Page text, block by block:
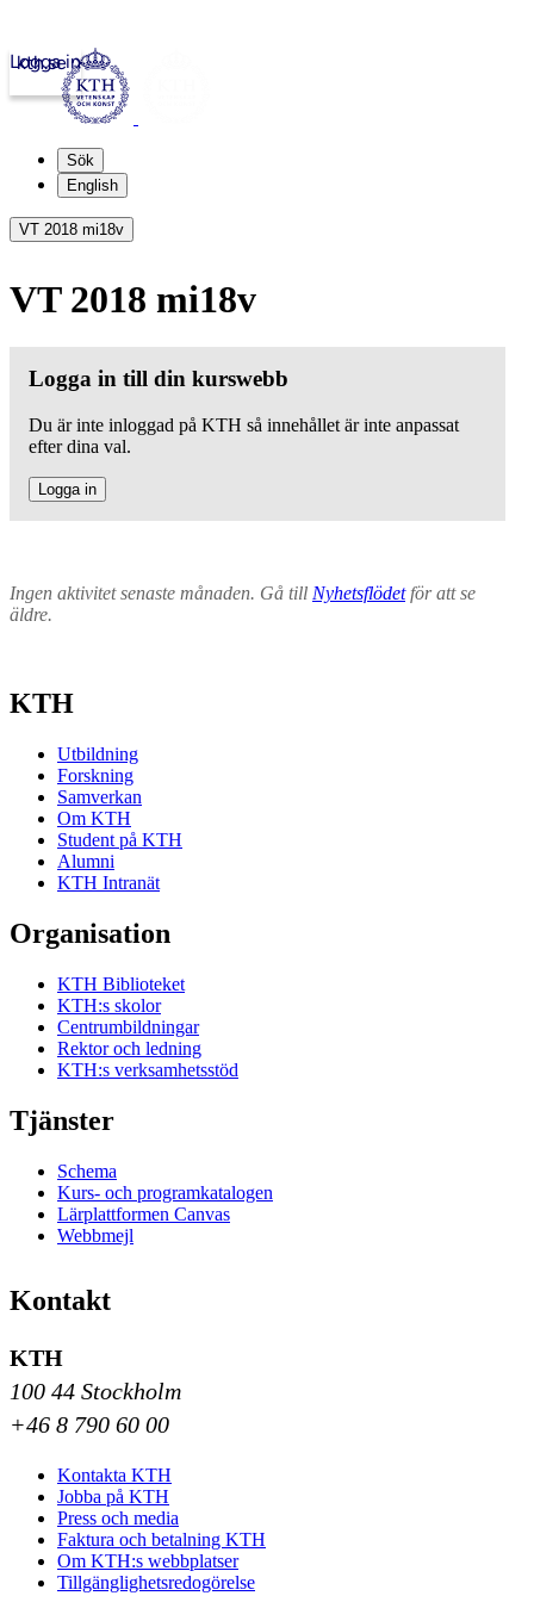
kth.se
Logga in
Sök
English
VT 2018 mi18v
VT 2018 mi18v
Logga in till din kurswebb
Du är inte inloggad på KTH så innehållet är inte anpassat
efter dina val.
Logga in
Ingen aktivitet senaste månaden. Gå till Nyhetsflödetför att se
äldre.
KTH
Utbildning
Forskning
Samverkan
Om KTH
Student på KTH
Alumni
KTH Intranät
Organisation
KTH Biblioteket
KTH:s skolor
Centrumbildningar
Rektor och ledning
KTH:s verksamhetsstöd
Tjänster
Schema
Kurs- och programkatalogen
Lärplattformen Canvas
Webbmejl
Kontakt
KTH
100 44 Stockholm
+46 8 790 60 00
Kontakta KTH
Jobba på KTH
Press och media
Faktura och betalning KTH
Om KTH:s webbplatser
Tillgänglighetsredogörelse